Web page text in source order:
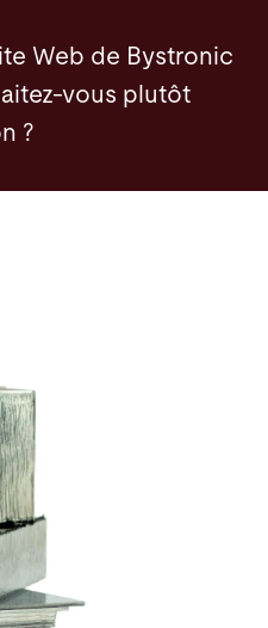
Web de Bystronic
vous plutôt
?